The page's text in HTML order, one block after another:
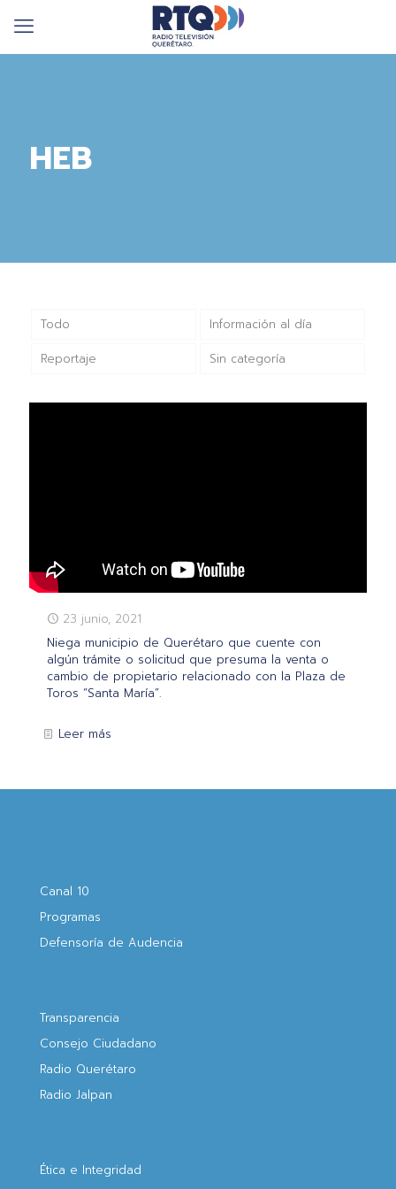
HEB
Todo Información al día
Reportaje Sin categoría
23 junio, 2021
Niega municipio de Querétaro que cuente con
algún trámite o solicitud que presuma la venta o
cambio de propietario relacionado con la Plaza de
Toros “Santa María”.
Leer más
Canal 10
Programas
Defensoría de Audencia
Transparencia
Consejo Ciudadano
Radio Querétaro
Radio Jalpan
Ética e Integridad